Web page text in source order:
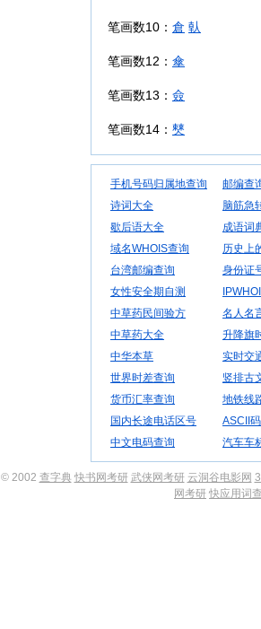
笔画数10： 倉 倝
笔画数12： 傘
笔画数13： 僉
笔画数14： 僰
手机号码归属地查询 邮编查
诗词大全
脑筋急
歇后语大全
成语词
域名WHOIS查询
历史上
台湾邮编查询
身份证
女性安全期自测
中草药民间验方
名人名
中草药大全
升降旗
中华本草
实时交
世界时差查询
竖排古
货币汇率查询
地铁线
国内长途电话区号
ASCII
中文电码查询
汽车车
© 2002 查字典 快书网考研 武侠网考研 云洞谷电影网
网考研 快应用词